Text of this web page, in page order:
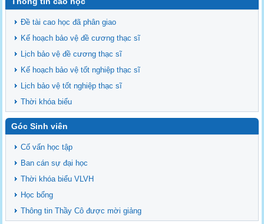
Đề tài cao học đã phân giao
Kế hoạch bảo vệ đề cương thạc sĩ
Lịch bảo vệ đề cương thạc sĩ
Kế hoạch bảo vệ tốt nghiệp thạc sĩ
Lịch bảo vệ tốt nghiệp thạc sĩ
Thời khóa biểu
Góc Sinh viên
Cố vấn học tập
Ban cán sự đại học
Thời khóa biểu VLVH
Học bổng
Thông tin Thầy Cô được mời giảng